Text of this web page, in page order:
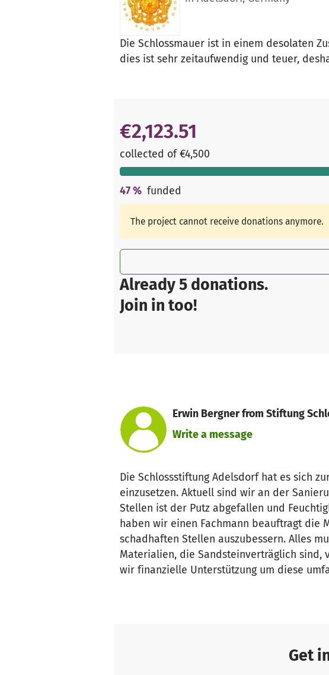
Die Schlossmauer ist in einem desolaten
dies ist sehr zeitaufwendig und teuer,
Already 5 donations.
Join in too!
€2,123.51
collected of €4,500
47% funded
The project cannot receive donations anymore.
Erwin Bergner from Stiftung
Write a message
Die Schlossstiftung Adelsdorf hat es sich
einzusetzen. Aktuell sind wir an der
Stellen ist der Putz abgefallen und
haben wir einen Fachmann beauftragt die
schadhaften Stellen auszubessern. Alles
Materialien, die Sandsteinverträglich sind,
wir finanzielle Unterstützung um diese
Get